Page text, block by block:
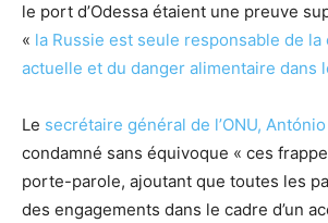
le port d’Odessa étaient une preuve
« la Russie est seule responsable de
actuelle et du danger alimentaire dans
Le secrétaire général de l’ONU,
condamné sans équivoque « ces
porte-parole, ajoutant que toutes les
des engagements dans le cadre d’un